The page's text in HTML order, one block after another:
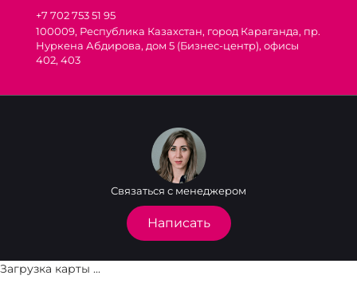
+7 702 753 51 95
100009, Республика Казахстан, город Караганда, пр.
Нуркена Абдирова, дом 5 (Бизнес-центр), офисы
402, 403
Связаться с менеджером
Написать
Загрузка карты ...